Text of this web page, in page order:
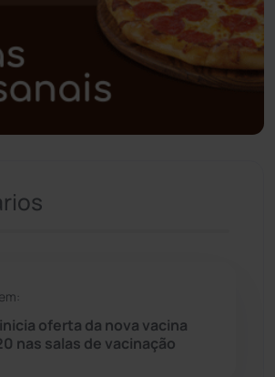
(27)
oferta da nova vacina
nas salas de vacinação